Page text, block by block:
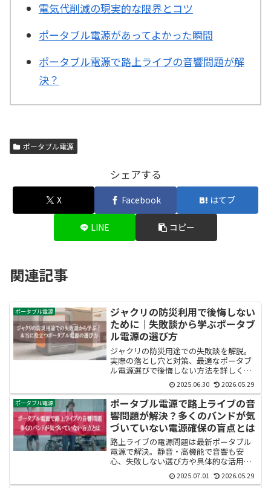
電気代削減の現実的な限界とコツ
ポータブル電源があってよかった瞬間
ポータブル電源で路上ライブの音響問題が解
決？
ポータブル電源
シェアする
X Facebook はてブ
LINE コピー
関連記事
ポータブル電源
ジャクリの防災利用で後悔しない
ために｜失敗談から学ぶポータブ
ル電源の選び方
ジャクリの防災用途での失敗談を解説。
実際の落とし穴と対策、最適なポータブ
ル電源選びで後悔しない方法を詳しく紹
2025.06.30 2026.05.29
ポータブル電源
ポータブル電源で路上ライブの音
響問題が解決？多くのバンドが気
づいていない電源確保の盲点とは
路上ライブの電源問題は最新ポータブル
電源で解決。静音・高機能で音響も安
心、失敗しない選び方や具体的な活用ポ
イントを徹底解説。2025.07.01 2026.05.29